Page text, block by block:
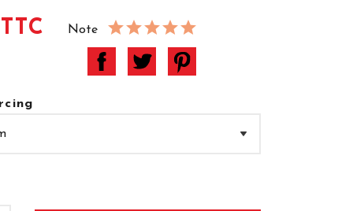
Note